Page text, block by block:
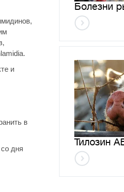
и
в
дня
Болезни
Тилозин